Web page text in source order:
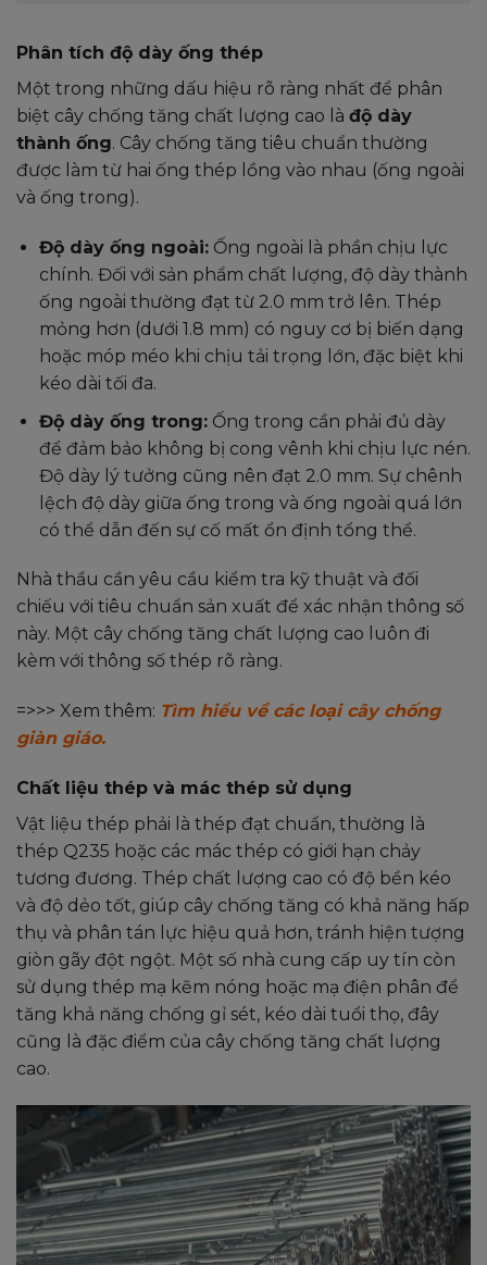
Phân tích độ dày ống thép
Một trong những dấu hiệu rõ ràng nhất để phân
biệt cây chống tăng chất lượng cao là độ dày
thành ống. Cây chống tăng tiêu chuẩn thường
được làm từ hai ống thép lồng vào nhau (ống ngoài
và ống trong).
Độ dày ống ngoài:Ống ngoài là phần chịu lực
chính. Đối với sản phẩm chất lượng, độ dày thành
ống ngoài thường đạt từ 2.0 mm trở lên. Thép
mỏng hơn (dưới 1.8 mm) có nguy cơ bị biến dạng
hoặc móp méo khi chịu tải trọng lớn, đặc biệt khi
kéo dài tối đa.
Độ dày ống trong:Ống trong cần phải đủ dày
để đảm bảo không bị cong vênh khi chịu lực nén.
Độ dày lý tưởng cũng nên đạt 2.0 mm. Sự chênh
lệch độ dày giữa ống trong và ống ngoài quá lớn
có thể dẫn đến sự cố mất ổn định tổng thể.
Nhà thầu cần yêu cầu kiểm tra kỹ thuật và đối
chiếu với tiêu chuẩn sản xuất để xác nhận thông số
này. Một cây chống tăng chất lượng cao luôn đi
kèm với thông số thép rõ ràng.
=>>> Xem thêm: Tìm hiểu về các loại cây chống
giàn giáo.
Chất liệu thép và mác thép sử dụng
Vật liệu thép phải là thép đạt chuẩn, thường là
thép Q235 hoặc các mác thép có giới hạn chảy
tương đương. Thép chất lượng cao có độ bền kéo
và độ dẻo tốt, giúp cây chống tăng có khả năng hấp
thụ và phân tán lực hiệu quả hơn, tránh hiện tượng
giòn gãy đột ngột. Một số nhà cung cấp uy tín còn
sử dụng thép mạ kẽm nóng hoặc mạ điện phân để
tăng khả năng chống gỉ sét, kéo dài tuổi thọ, đây
cũng là đặc điểm của cây chống tăng chất lượng
cao.